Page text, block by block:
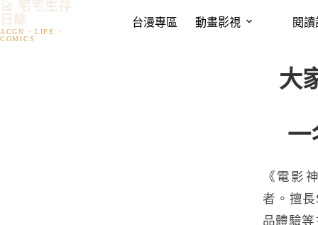
跳
至
主
𓃠 宅宅生存
日誌
台漫專區 動畫影視 閱
大
一
《電影
者。擅
品體驗等